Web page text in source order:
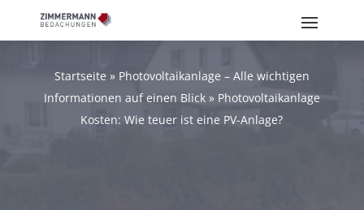
Startseite » Photovoltaikanlage – Alle wichtigen
Informationen auf einen Blick» Photovoltaikanlage
Kosten: Wie teuer ist eine PV-Anlage?